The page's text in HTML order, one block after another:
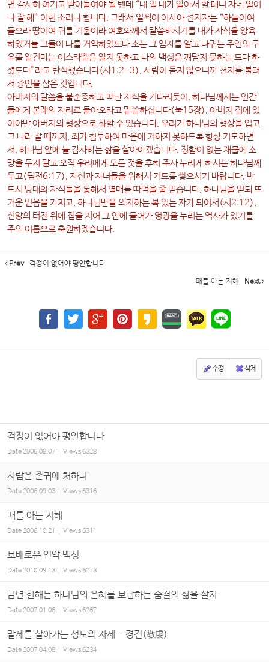
면 감사히 여기고 받아들여야 될 텐데 “내 일 내가 알아서 할 테니 자네 일이
나 잘 해” 이런 소리나 합니다. 그래서 일찍이 이사야 선지자는 “하늘이여
들으라 땅이여 귀를 기울이라 여호와께서 말씀하시기를 내가 자식을 양육
하였거늘 그들이 나를 거역하였도다 소는 그 임자를 알고 나귀는 주인의 구
유를 알건마는 이스라엘은 알지 못하고 나의 백성은 깨닫지 못하는 도다 하
셨도다”라고 탄식했습니다(사1:2-3). 사람이 듣지 않으니까 천지를 불러
서 증인을 삼은 것입니다.
아버지의 말씀을 불순종하고 떠난 자식을 기다리듯이, 하나님께서는 인간
들에게 본래의 자리로 돌아오라고 말씀하십니다(눅15장). 아버지 집에 있
어야만 아버지의 형상으로 화할 수 있습니다. 우리가 하나님의 형상을 입고
그 나라 갈 때까지, 죄가 침투하여 마음에 거하지 못하도록 항상 기도하면
서, 하나님 앞에 늘 감사하는 삶을 살아야겠습니다. 정함이 없는 재물에 소
망을 두지 말고 오직 우리에게 모든 것을 후히 주사 누리게 하시는 하나님께
두고(딤전6:17), 자신과 자녀들을 위해서 기도를 쌓으시기 바랍니다. 반
드시 당대와 자식들을 통해서 열매를 따먹을 줄 믿습니다. 하나님을 믿되 뜨
거운 믿음을 가지고, 하나님만을 의지하는 복 있는 자가 되어서(시2:12),
신앙의 터전 위에 집을 지어 그 안에 들어가 영광을 누리는 역사가 있기를
주의 이름으로 축원하겠습니다.
Prev 걱정이 없어야 평안합니다
때를 아는 지혜 Next
수정 삭제
걱정이 없어야 평안합니다
Date2006.08.07 Views6328
사람은 존귀에 처하나
Date 2006.09.03 Views6316
때를 아는 지혜
Date2006.10.21 Views6311
보배로운 언약 백성
Date2010.09.13 Views6273
금년 한해는 하나님의 은혜를 보답하는 숨결의 삶을 살자
Date2007.01.06 Views6267
말세를 살아가는 성도의 자세 - 경건(敬虔)
Date2007.04.08 Views6234